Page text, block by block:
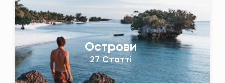
Острови
27 Статті